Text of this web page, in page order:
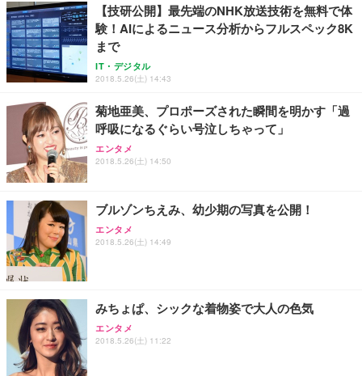
【技研公開】最先端のNHK放送技術を無料で体
験！AIによるニュース分析からフルスペック8K
まで
IT・デジタル
2018.5.26(土) 14:43
菊地亜美、プロポーズされた瞬間を明かす「過
呼吸になるぐらい号泣しちゃって」
エンタメ
2018.5.26(土) 14:50
ブルゾンちえみ、幼少期の写真を公開！
エンタメ
2018.5.26(土) 14:49
みちょぱ、シックな着物姿で大人の色気
エンタメ
2018.5.26(土) 11:22